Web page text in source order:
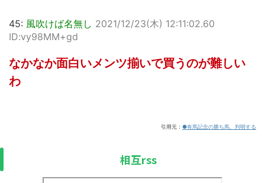
45: 風吹けば名無し 2021/12/23(木) 12:11:02.60
ID:vy98MM+gd
なかなか面白いメンツ揃いで買うのが難しい
わ
引用元： ●有馬記念の勝ち馬、判明する
相互rss